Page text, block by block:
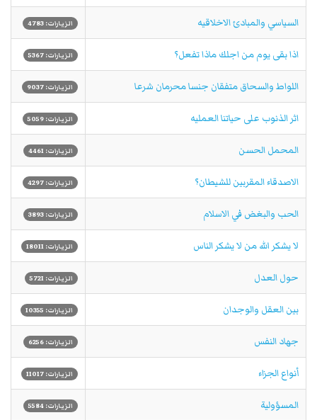
السياسي والمبادئ الاخلاقيه الزيارات: 4783
اذا بقى يوم من اجلك ماذا تفعل؟ الزيارات: 5367
اللواط والسحاق متفقان جنسا محرمان شرعا الزيارات: 9037
اثر الذنوب على حياتنا العمليه الزيارات: 5059
المحمل الحسن الزيارات: 4461
الاصدقاء المقربين للشيطان؟ الزيارات: 4297
الحب والبغض في الاسلام الزيارات: 3893
لا يشكر الله من لا يشكر الناس الزيارات: 18011
حول العدل الزيارات: 5721
بين العقل والوجدان الزيارات: 10355
جهاد النفس الزيارات: 6256
أنواع الجزاء الزيارات: 11017
المسؤولية الزيارات: 5584